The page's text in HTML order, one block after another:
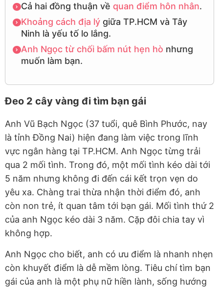
Cả hai đồng thuận về quan điểm hôn nhân.
Khoảng cách địa lýgiữa TP.HCM và Tây
Ninh là yếu tố lo lắng.
Anh Ngọc từ chối bấm nút hẹn hò nhưng
muốn làm bạn.
Đeo 2 cây vàng đi tìm bạn gái
Anh Vũ Bạch Ngọc (37 tuổi, quê Bình Phước, nay
là tỉnh Đồng Nai) hiện đang làm việc trong lĩnh
vực ngân hàng tại TP.HCM. Anh Ngọc từng trải
qua 2 mối tình. Trong đó, một mối tình kéo dài tới
5 năm nhưng không đi đến cái kết trọn vẹn do
yêu xa. Chàng trai thừa nhận thời điểm đó, anh
còn non trẻ, ít quan tâm tới bạn gái. Mối tình thứ 2
của anh Ngọc kéo dài 3 năm. Cặp đôi chia tay vì
không hợp.
Anh Ngọc cho biết, anh có ưu điểm là nhanh nhẹn
còn khuyết điểm là dễ mềm lòng. Tiêu chí tìm bạn
gái của anh là một phụ nữ hiền lành, sống hướng